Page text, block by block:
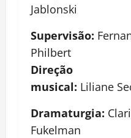
Jablonski
Supervisão:
Philbert
Direção
musical: Liliane
Dramaturgia:
Fukelman